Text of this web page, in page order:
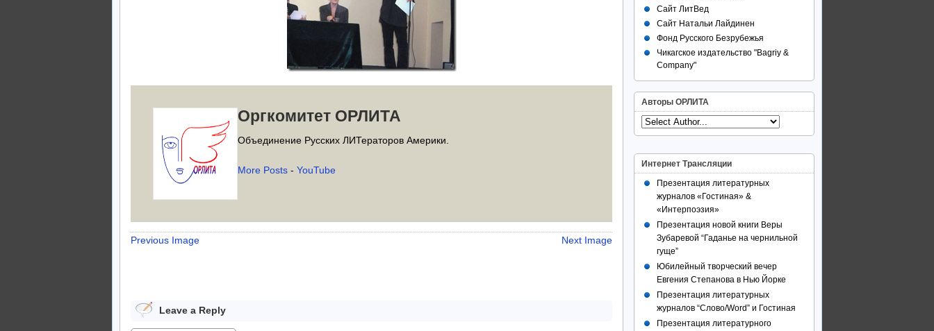
Оргкомитет ОРЛИТА
Объединение Русских ЛИТераторов Америки.
More Posts - YouTube
Previous Image Next Image
Leave a Reply
Сайт ЛитВед
Сайт Натальи Лайдинен
Фонд Русского Безрубежья
Чикагское издательство "Bagriy &
Company"
Авторы ОРЛИТА
Интернет Трансляции
Презентация литературных
журналов «Гостиная» &
«Интерпоэзия»
Презентация новой книги Веры
Зубаревой “Гаданье на чернильной
гуще”
Юбилейный творческий вечер
Евгения Степанова в Нью Йорке
Презентация литературных
журналов “Слово/Word” и Гостиная
Презентация литературного